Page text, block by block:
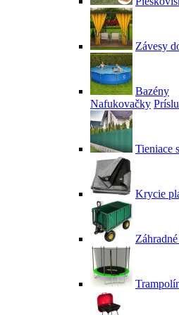
Závesy
Bazény
Nafukovačky
Tieniace
Krycie